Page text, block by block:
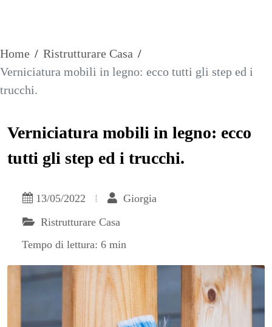
Home / Ristrutturare Casa /
Verniciatura mobili in legno: ecco tutti gli step ed i
trucchi.
Verniciatura mobili in legno: ecco
tutti gli step ed i trucchi.
13/05/2022
Giorgia
Ristrutturare Casa
Tempo di lettura: 6 min